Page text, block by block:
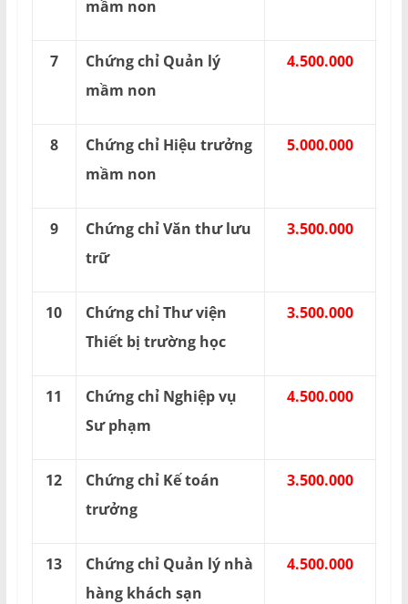
mầm non
7
Chứng chỉ Quản lý
mầm non
4.500.000
8
Chứng chỉ Hiệu trưởng
mầm non
5.000.000
9
Chứng chỉ Văn thư lưu
trữ
3.500.000
10
Chứng chỉ Thư viện
Thiết bị trường học
3.500.000
11
Chứng chỉ Nghiệp vụ
Sư phạm
4.500.000
12
Chứng chỉ Kế toán
trưởng
3.500.000
13
Chứng chỉ Quản lý nhà
hàng khách sạn
4.500.000